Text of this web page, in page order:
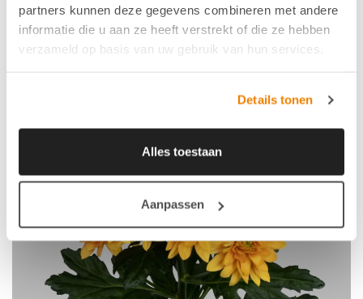
partners kunnen deze gegevens combineren met andere
informatie die u aan ze heeft verstrekt of die ze hebben
verzameld op basis van uw gebruik van hun services.
Details tonen
Alles toestaan
Aanpassen